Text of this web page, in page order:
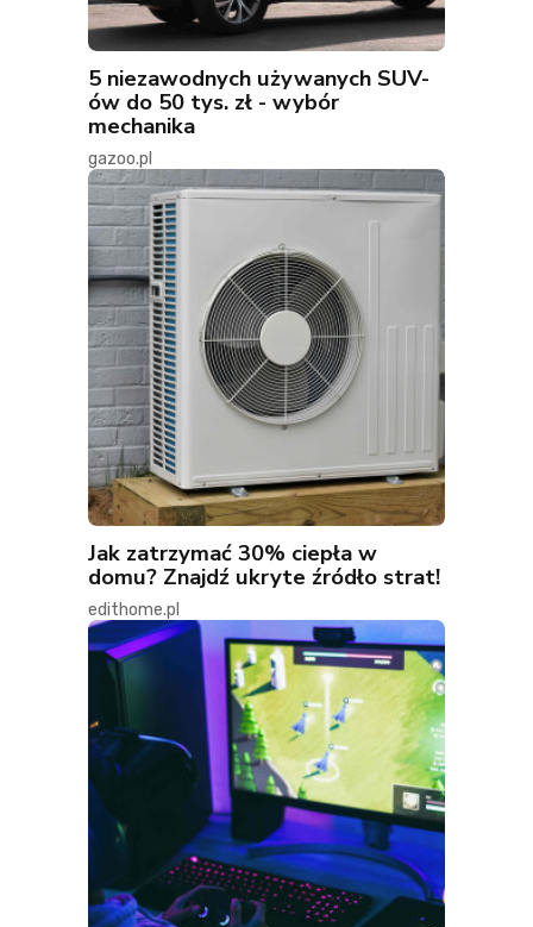
5 niezawodnych używanych SUV-
ów do 50 tys. zł - wybór
mechanika
gazoo.pl
Jak zatrzymać 30% ciepła w
domu? Znajdź ukryte źródło strat!
edithome.pl